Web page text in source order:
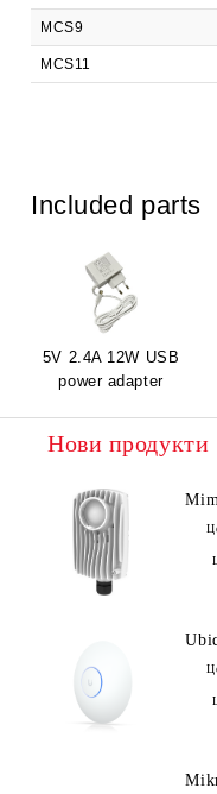
MCS9
MCS11
Included parts
5V 2.4A 12W USB
power adapter
Нови продукти